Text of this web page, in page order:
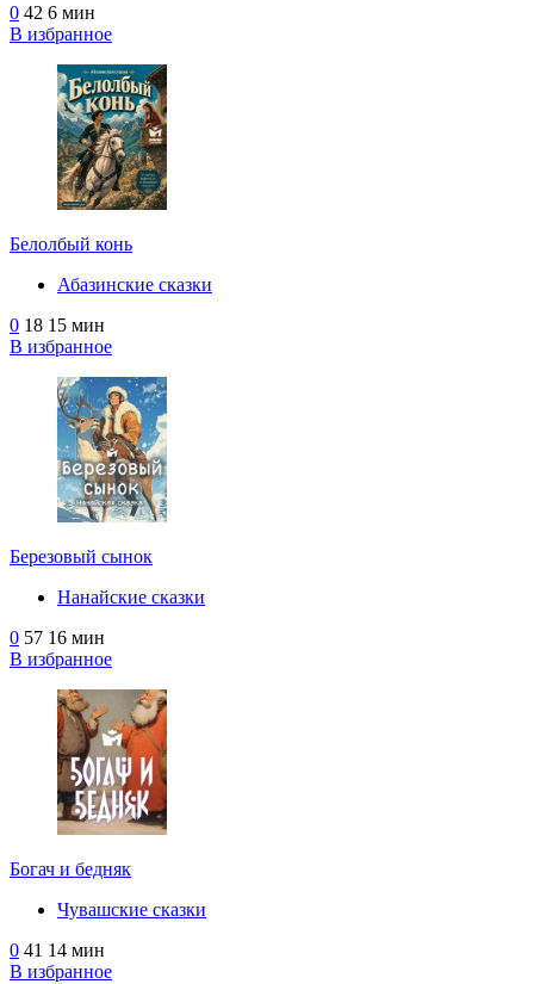
0 42 6 мин
В избранное
Белолбый конь
Абазинские сказки
0 18 15 мин
В избранное
Березовый сынок
Нанайские сказки
0 57 16 мин
В избранное
Богач и бедняк
Чувашские сказки
0 41 14 мин
В избранное